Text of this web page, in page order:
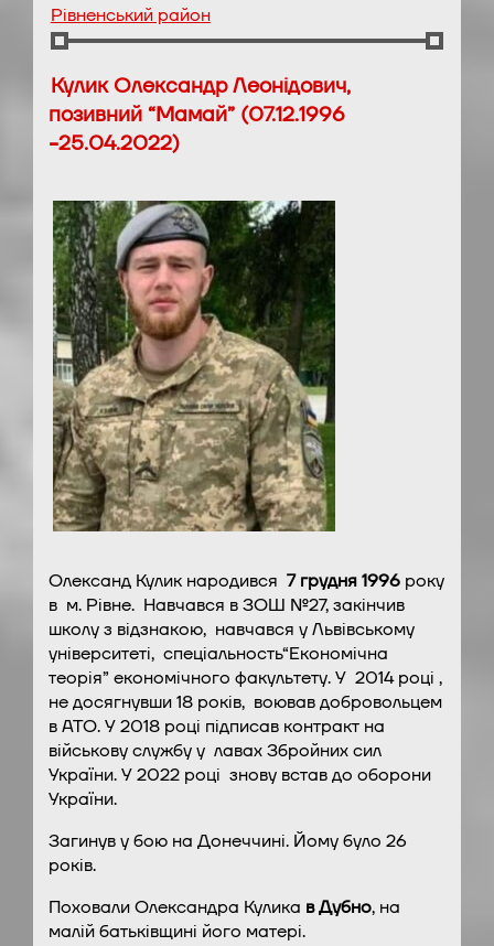
Рівненський район
Кулик Олександр Леонідович,
позивний “Мамай” (07.12.1996
-25.04.2022)
Олександ Кулик народився 7 грудня 1996 року
в м. Рівне. Навчався в ЗОШ №27, закінчив
школу з відзнакою, навчався у Львівському
університеті, спеціальность“Економічна
теорія” економічного факультету. У 2014 році ,
не досягнувши 18 років, воював добровольцем
в АТО. У 2018 році підписав контракт на
військову службу у лавах Збройних сил
України. У 2022 році знову встав до оборони
України.
Загинув у бою на Донеччині. Йому було 26
років.
Поховали Олександра Кулика в Дубно, на
малій батьківщині його матері.